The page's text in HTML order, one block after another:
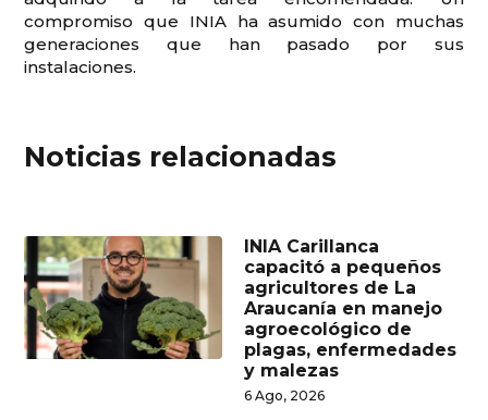
compromiso que INIA ha asumido con muchas
generaciones que han pasado por sus
instalaciones.
Noticias relacionadas
INIA Carillanca
capacitó a pequeños
agricultores de La
Araucanía en manejo
agroecológico de
plagas, enfermedades
y malezas
6 Ago, 2026